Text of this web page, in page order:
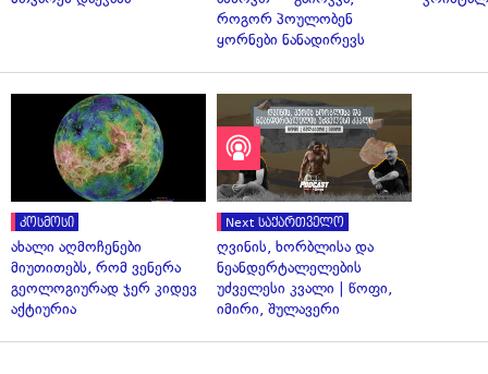
როგორ პოულობენ
ყორნები ნანადირევს
კოსმოსი
ახალი აღმოჩენები
მიუთითებს, რომ ვენერა
გეოლოგიურად ჯერ კიდევ
აქტიურია
Next საქართველო
ღვინის, ხორბლისა და
ნეანდერტალელების
უძველესი კვალი | წოფი,
იმირი, შულავერი